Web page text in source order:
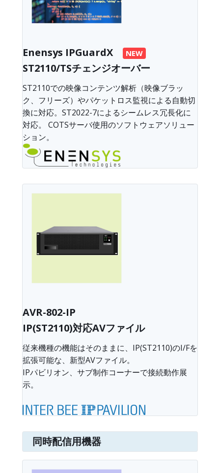
Enensys IPGuardX NEW
ST2110/TSチェンジオーバー
ST2110での映像コンテンツ解析（映像ブラッ
ク、フリーズ）やパケットロス監視による自動切
換に対応。ST2022-7によるシームレス冗長化に
対応。 COTSサーバ使用のソフトウェアソリュー
ション。
AVR-802-IP
IP(ST2110)対応AVファイル
従来機種の機能はそのままに、IP(ST2110)のI/Fを
拡張可能な、新型AVファイル。
IPパビリオン、サブ制作コーナーで接続動作展
示。
同時配信用機器